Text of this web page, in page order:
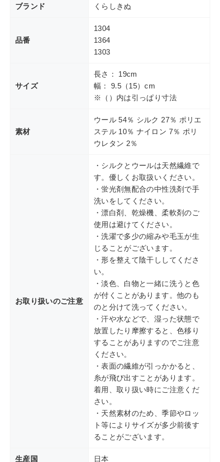
ブランド くらしきぬ
品番
1304
1364
1303
サイズ
長さ： 19cm
幅： 9.5（15）cm
※（）内は引っぱり寸法
素材
ウール 54％ シルク 27％ ポリエ
ステル 10％ ナイロン 7％ ポリ
ウレタン 2％
お取り扱いのご注意
・シルクとウールは天然繊維で
す。優しくお取扱いください。
・蛍光剤無配合の中性洗剤で手
洗いをしてください。
・漂白剤、乾燥機、柔軟剤のご
使用は避けてください。
・洗濯で多少の縮みや毛玉が生
じることがございます。
・形を整えて陰干ししてくださ
い。
・淡色、白物と一緒に洗うと色
が付くことがあります。他のも
のと分けて洗ってください。
・汗や水などで、湿った状態で
放置したり摩擦すると、色移り
することがありますのでご注意
ください。
・表面の繊維が引っかかると、
糸が飛び出すことがあります。
着用、取り扱い時にご注意くだ
さい。
・天然素材のため、季節やロッ
ト等によりサイズが多少前後す
ることがございます。
生産国 日本